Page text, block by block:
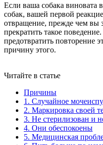
Если ваша собака виновата
собак, вашей первой
отвращение, прежде чем вы
прекратить такое
предотвратить повторение
причину этого.
Читайте в статье
Причины
1. Случайное
2. Маркировка своей
3. Не стерилизован и
4. Они обеспокоены
5. Медицинская